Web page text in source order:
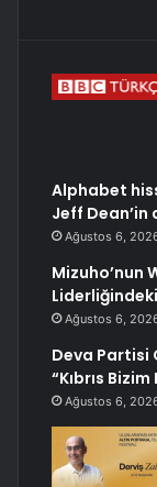
Alphabet
Jeff Dean’in
Ağustos 6,
Mizuho’nun
Ağustos 6,
Deva Partisi
“Kıbrıs
Ağustos 6,